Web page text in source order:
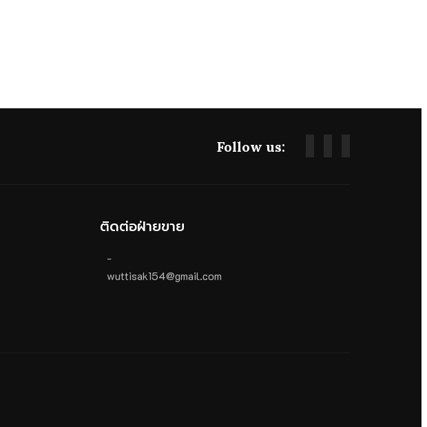
Follow us:
ติดต่อฝ่ายขาย
-
wuttisak154@gmail.com